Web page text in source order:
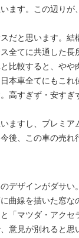
ます。この辺り
だと思います。
全てに共通した長
比較すると、や
本車全てにもこれ
高すぎず・安す
ますし、プレミア
後、この車の売
デザインがダサい
曲線を描いた窓
「マツダ・アク
意見が別れると